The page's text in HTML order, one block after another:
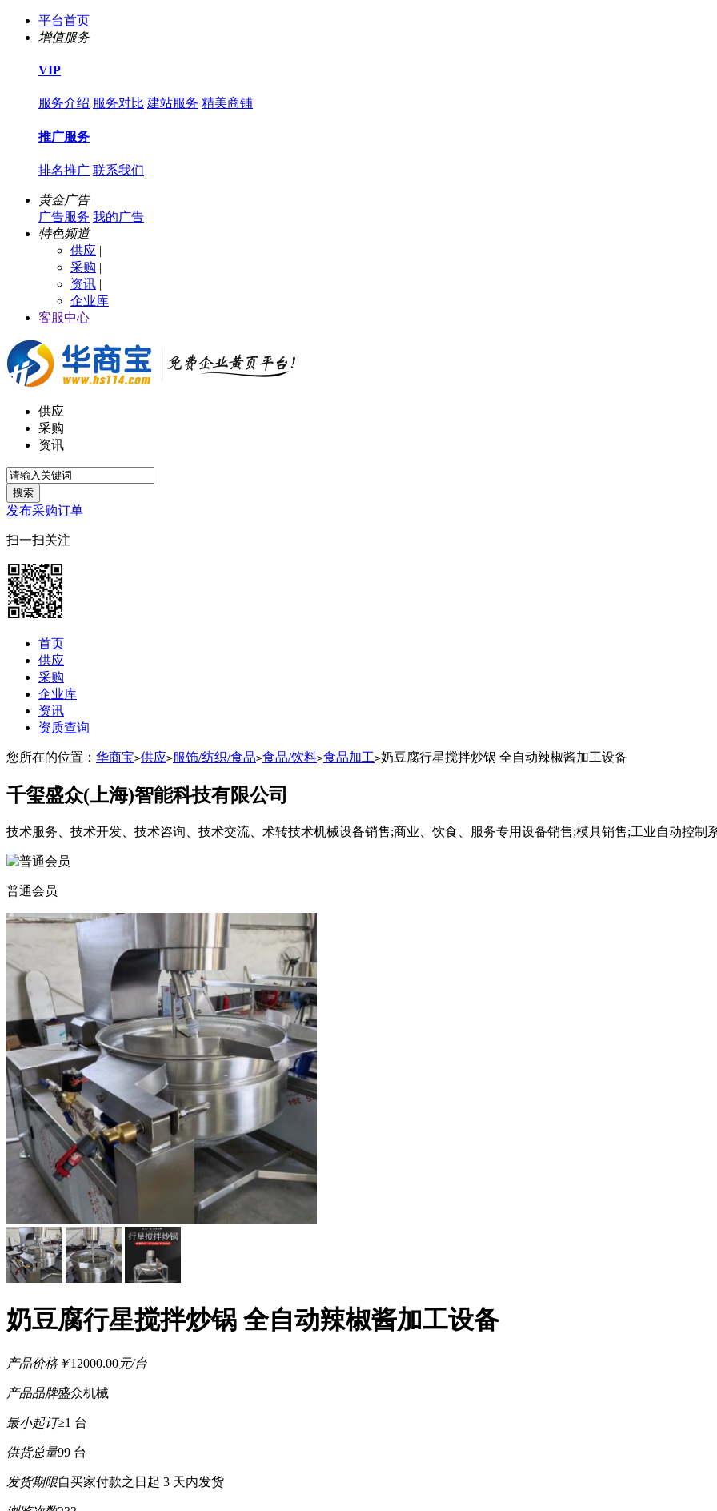
平台首页
增值服务
VIP
服务介绍 服务对比 建站服务 精美商铺
推广服务
排名推广 联系我们
黄金广告
广告服务 我的广告
特色频道
供应 |
采购 |
资讯 |
企业库
客服中心
供应
采购
资讯
搜索
发布采购订单
扫一扫关注
首页
供应
采购
企业库
资讯
资质查询
您所在的位置： 华商宝>供应>服饰/纺织/食品>食品/饮料>食品加工>奶豆腐行星搅拌炒锅 全自动辣椒酱加工设备
千玺盛众(上海)智能科技有限公司
技术服务、技术开发、技术咨询、技术交流、术转技术机械设备销售;商业、饮食、服务专用设备销售;模具销售;工业自动控制
普通会员
奶豆腐行星搅拌炒锅 全自动辣椒酱加工设备
产品价格￥12000.00元/台
产品品牌盛众机械
最小起订≥1 台
供货总量99 台
发货期限自买家付款之日起 3 天内发货